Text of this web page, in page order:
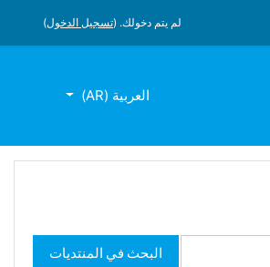
لم يتم دخولك. (تسجيل الدخول)
العربية ‎(AR)‎
البحث في المنتديات